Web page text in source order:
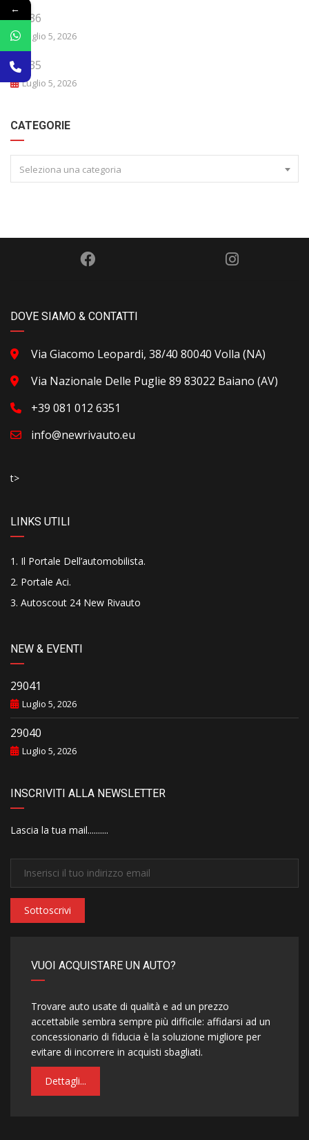
29036
Luglio 5, 2026
29035
Luglio 5, 2026
CATEGORIE
Seleziona una categoria
DOVE SIAMO & CONTATTI
Via Giacomo Leopardi, 38/40 80040 Volla (NA)
Via Nazionale Delle Puglie 89 83022 Baiano (AV)
+39 081 012 6351
info@newrivauto.eu
t>
LINKS UTILI
Il Portale Dell’automobilista.
Portale Aci.
Autoscout 24 New Rivauto
NEW & EVENTI
29041
Luglio 5, 2026
29040
Luglio 5, 2026
INSCRIVITI ALLA NEWSLETTER
Lascia la tua mail..........
Sottoscrivi
VUOI ACQUISTARE UN AUTO?
Trovare auto usate di qualità e ad un prezzo
accettabile sembra sempre più difficile: affidarsi ad un
concessionario di fiducia è la soluzione migliore per
evitare di incorrere in acquisti sbagliati.
Dettagli...
←